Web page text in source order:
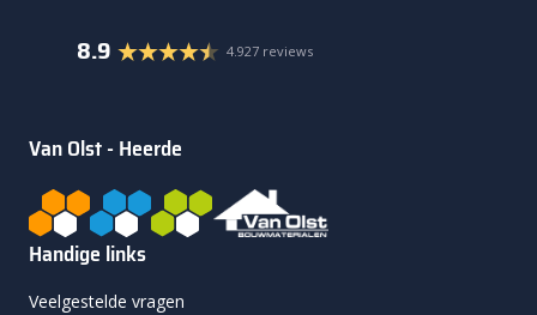
8.9 4.927 reviews
Van Olst - Heerde
Handige links
Veelgestelde vragen